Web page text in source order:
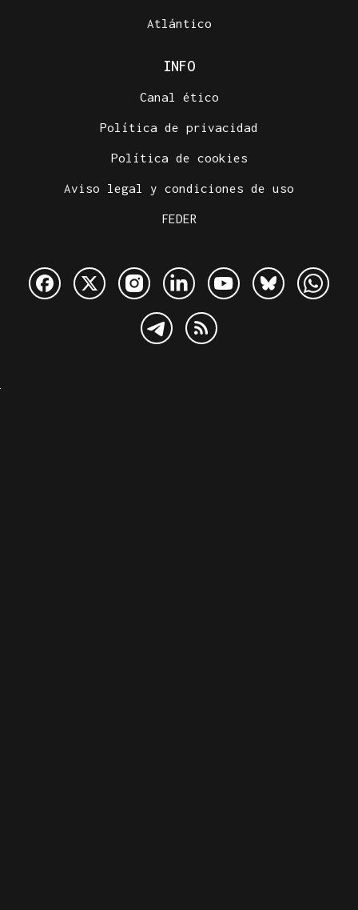
Atlántico
INFO
Canal ético
Política de privacidad
Política de cookies
Aviso legal y condiciones de uso
FEDER